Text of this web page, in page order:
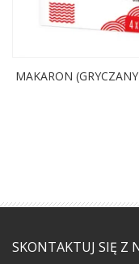
MAKARON
SKONTAKTUJ SIĘ Z